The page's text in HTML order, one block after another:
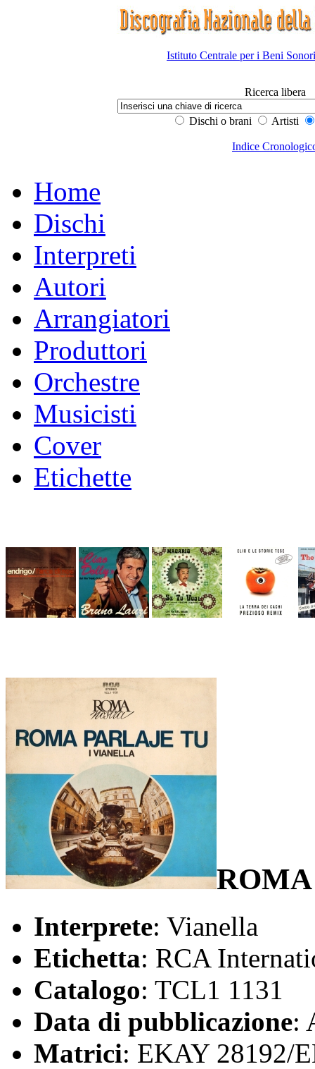
Istituto Centrale per i Beni
Ricerca libera
Dischi o brani Artisti
Indice
Home
Dischi
Interpreti
Autori
Arrangiatori
Produttori
Orchestre
Musicisti
Cover
Etichette
Interprete: Vianella
Etichetta: RCA
Catalogo: TCL1 1131
Data di pubblicazione:
Matrici: EKAY 28192/